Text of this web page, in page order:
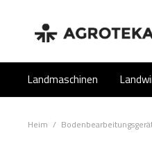
Landmaschinen
Heim /